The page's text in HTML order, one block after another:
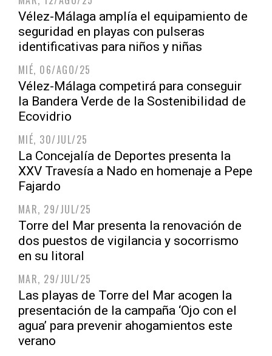
Vélez-Málaga amplía el equipamiento de
seguridad en playas con pulseras
identificativas para niños y niñas
MIÉ, 06/AGO/25
Vélez-Málaga competirá para conseguir
la Bandera Verde de la Sostenibilidad de
Ecovidrio
MIÉ, 30/JUL/25
La Concejalía de Deportes presenta la
XXV Travesía a Nado en homenaje a Pepe
Fajardo
MAR, 29/JUL/25
Torre del Mar presenta la renovación de
dos puestos de vigilancia y socorrismo
en su litoral
MAR, 29/JUL/25
Las playas de Torre del Mar acogen la
presentación de la campaña ‘Ojo con el
agua’ para prevenir ahogamientos este
verano